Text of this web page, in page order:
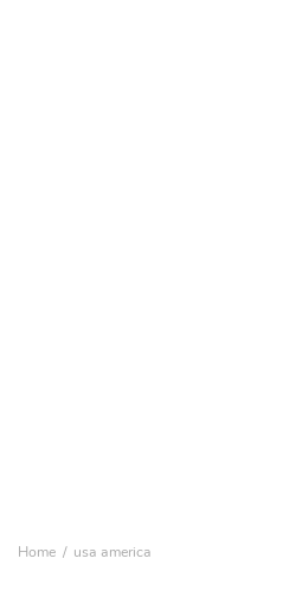
Home usa america